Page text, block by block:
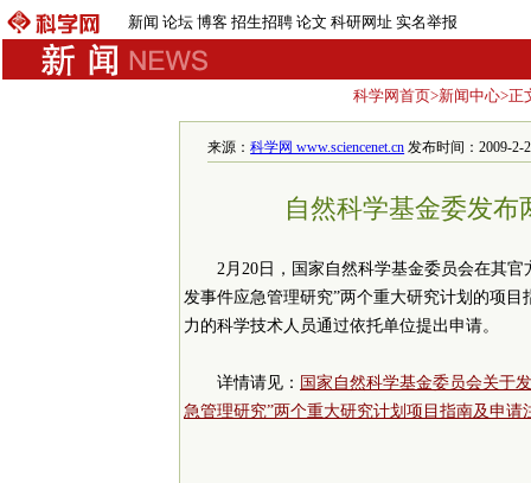
新闻 论坛 博客 招生招聘 论文 科研网址 实名举报
科学网首页>新闻中心>正
来源：科学网 www.sciencenet.cn 发布时间：2009-2-
自然科学基金委发
2月20日，国家自然科学基金委员会在其
发事件应急管理研究”两个重大研究计划的项
力的科学技术人员通过依托单位提出申请。
详情请见： 国家自然科学基金委员会关于
急管理研究”两个重大研究计划项目指南及申请